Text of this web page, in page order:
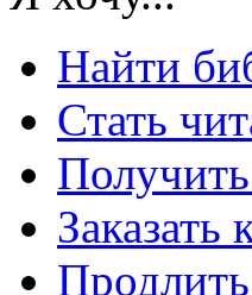
Найти
Стать
Заказать